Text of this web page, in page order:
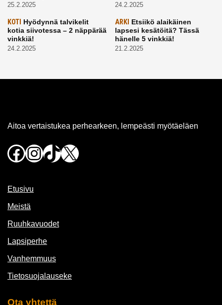
25.2.2025 24.2.2025
KOTI Hyödynnä talvikelit
kotia siivotessa – 2 näppärää
vinkkiä!
24.2.2025
ARKI Etsiikö alaikäinen
lapsesi kesätöitä? Tässä
hänelle 5 vinkkiä!
21.2.2025
Aitoa vertaistukea perhearkeen, lempeästi myötäeläen
Facebook
Instagram
TikTok
X
Etusivu
Meistä
Ruuhkavuodet
Lapsiperhe
Vanhemmuus
Tietosuojalauseke
Ota yhtettä